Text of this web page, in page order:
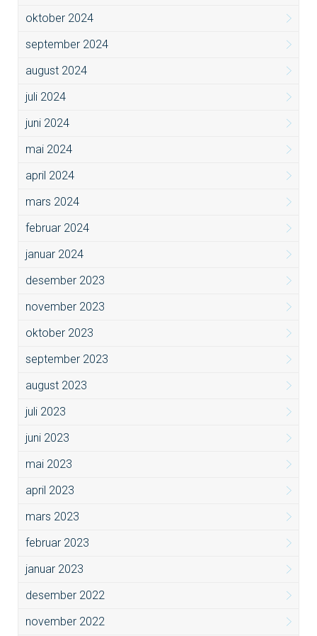
oktober 2024
september 2024
august 2024
juli 2024
juni 2024
mai 2024
april 2024
mars 2024
februar 2024
januar 2024
desember 2023
november 2023
oktober 2023
september 2023
august 2023
juli 2023
juni 2023
mai 2023
april 2023
mars 2023
februar 2023
januar 2023
desember 2022
november 2022